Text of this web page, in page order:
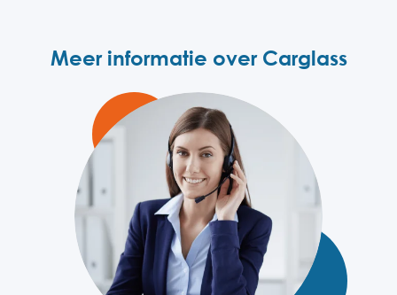
Meer informatie over Carglass